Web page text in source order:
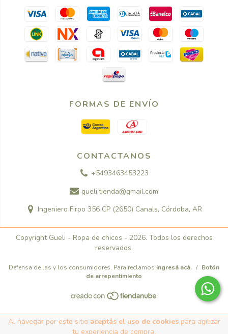
Al navegar por este sitio aceptás el uso de cookiespara agilizar
tu experiencia de compra.
FORMAS DE ENVÍO
CONTACTANOS
+5493463453223
gueli.tienda@gmail.com
Ingeniero Firpo 356 CP (2650) Canals, Córdoba, AR
Copyright Gueli - Ropa de chicos - 2026. Todos los derechos
reservados.
Defensa de las y los consumidores. Para reclamos ingresá acá. / Botón
de arrepentimiento